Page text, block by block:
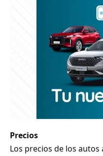
Precios
Los precios de los